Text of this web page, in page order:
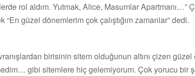
rol aldım. Yutmak, Alice, Masumlar Apartmanı…”
“En güzel dönemlerim çok çalıştığım zamanlar” dedi.
birisinin sitem olduğunun altını çizen güzel
gibi sitemlere hiç gelemiyorum. Çok yorucu bir